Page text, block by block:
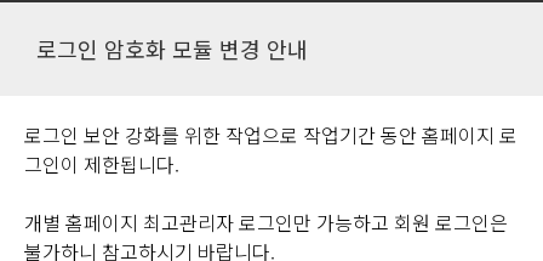
로그인 암호화 모듈 변경 안내
로그인 보안 강화를 위한 작업으로 작업기간 동안 홈페이지 로
그인이 제한됩니다.
개별 홈페이지 최고관리자 로그인만 가능하고 회원 로그인은
불가하니 참고하시기 바랍니다.